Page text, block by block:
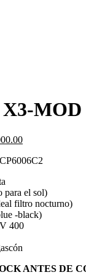
MOD
El
actual
para el sol)
filtro nocturno)
-black)
400
ANTES DE